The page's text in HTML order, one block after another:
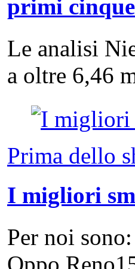
primi
Le analisi
a oltre 6,46
Prima dello
I migliori
Per noi